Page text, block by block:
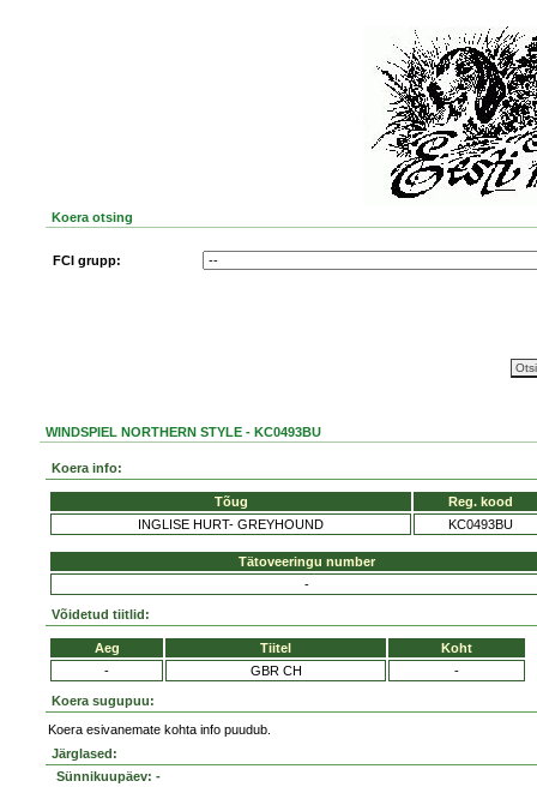
Koera otsing
FCI grupp:
WINDSPIEL NORTHERN STYLE - KC0493BU
Koera info:
Tõug
Reg. kood
INGLISE HURT- GREYHOUND
KC0493BU
Tätoveeringu number
-
Võidetud tiitlid:
Aeg Tiitel
Koht
-
GBR CH -
Koera sugupuu:
Koera esivanemate kohta info puudub.
Järglased:
Sünnikuupäev: -